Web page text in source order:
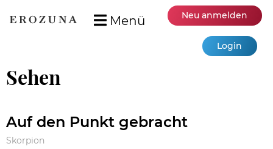
Menü Neu anmelden
Login
Sehen
Auf den Punkt gebracht
Skorpion